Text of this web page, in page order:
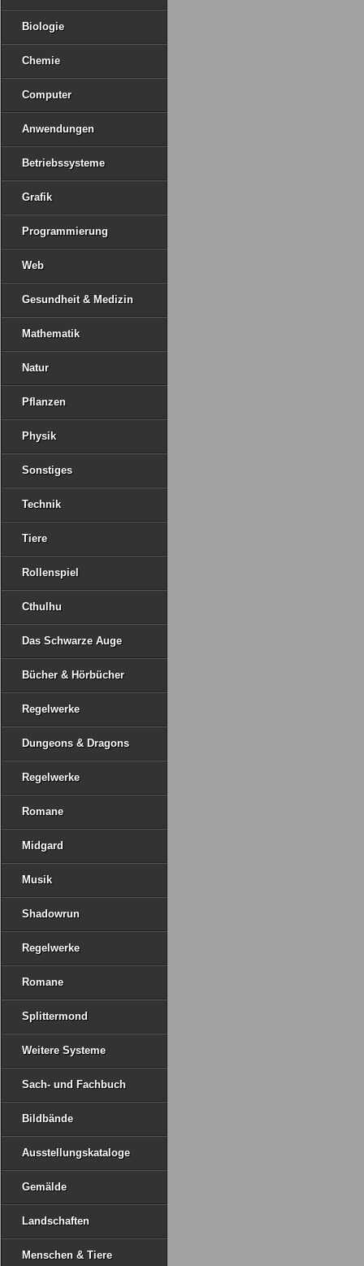
Biologie
Chemie
Computer
Anwendungen
Betriebssysteme
Grafik
Programmierung
Web
Gesundheit & Medizin
Mathematik
Natur
Pflanzen
Physik
Sonstiges
Technik
Tiere
Rollenspiel
Cthulhu
Das Schwarze Auge
Bücher & Hörbücher
Regelwerke
Dungeons & Dragons
Regelwerke
Romane
Midgard
Musik
Shadowrun
Regelwerke
Romane
Splittermond
Weitere Systeme
Sach- und Fachbuch
Bildbände
Ausstellungskataloge
Gemälde
Landschaften
Menschen & Tiere